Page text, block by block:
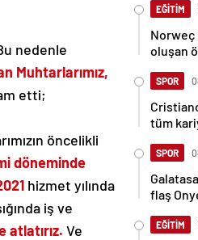
nedenle
Muhtarlarımız,
etti;
öncelikli
döneminde
hizmet yılında
iş ve
atlatırız. Ve
EĞİTİM
Norweç
oluşan
SPOR
tüm
SPOR
flaş
EĞİTİM